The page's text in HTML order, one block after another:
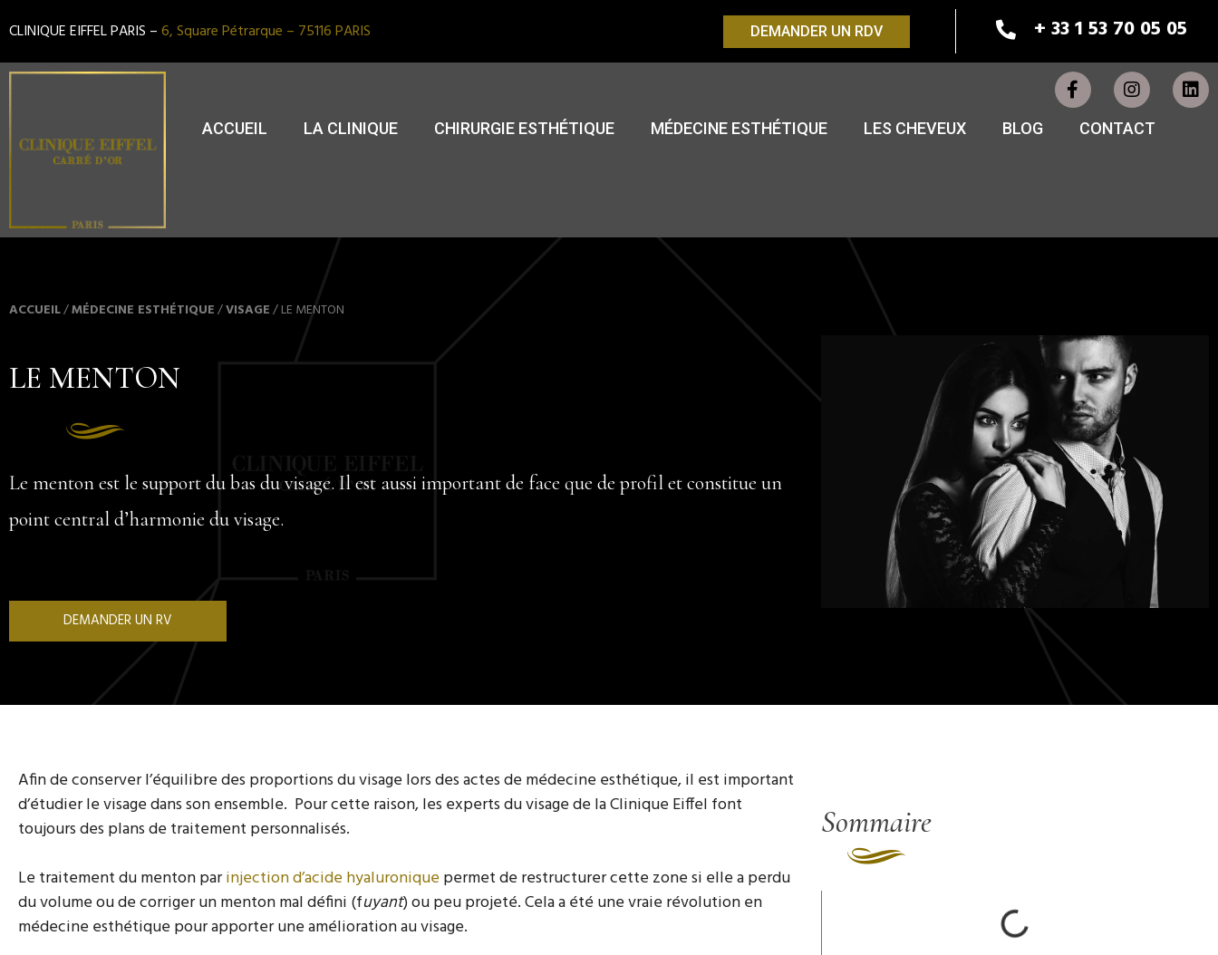
CLINIQUE EIFFEL PARIS –6, Square Pétrarque – 75116 PARIS DEMANDER UN RDV + 33 1 53 70 05 05
ACCUEIL LA CLINIQUE CHIRURGIE ESTHÉTIQUE MÉDECINE ESTHÉTIQUE LES CHEVEUX BLOG CONTACT
ACCUEIL/MÉDECINE ESTHÉTIQUE/VISAGE/LE MENTON
LE MENTON
Le menton est le support du bas du visage. Il est aussi important de face que de profil et constitue un
point central d’harmonie du visage.
DEMANDER UN RV
Afin de conserver l’équilibre des proportions du visage lors des actes de médecine esthétique, il est important
d’étudier le visage dans son ensemble. Pour cette raison, les experts du visage de la Clinique Eiffel font
toujours des plans de traitement personnalisés.
Le traitement du menton parinjection d’acide hyaluroniquepermet de restructurer cette zone si elle a perdu
du volume ou de corriger un menton mal défini (fuyant) ou peu projeté. Cela a été une vraie révolution en
médecine esthétique pour apporter une amélioration au visage.
Sommaire